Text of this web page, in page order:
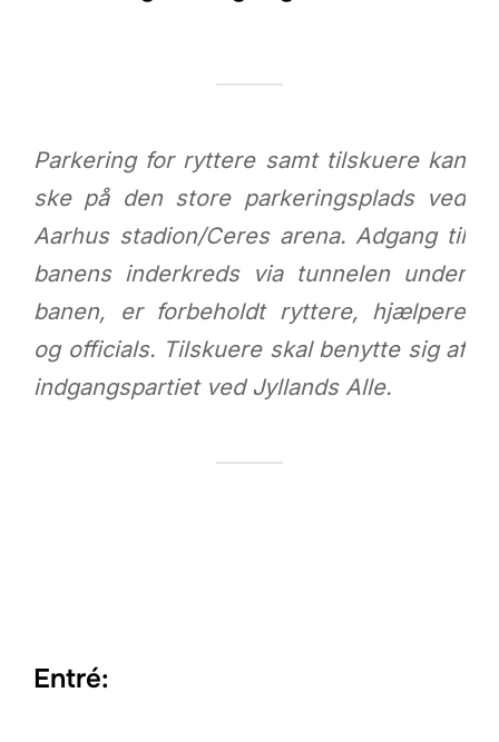
Parkering for ryttere samt tilskuere kan
ske på den store parkeringsplads ved
Aarhus stadion/Ceres arena. Adgang til
banens inderkreds via tunnelen under
banen, er forbeholdt ryttere, hjælpere
og officials. Tilskuere skal benytte sig af
indgangspartiet ved Jyllands Alle.
Entré: